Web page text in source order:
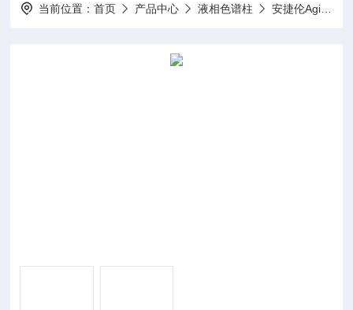
当前位置：首页 产品中心 液相色谱柱 安捷伦Agilent